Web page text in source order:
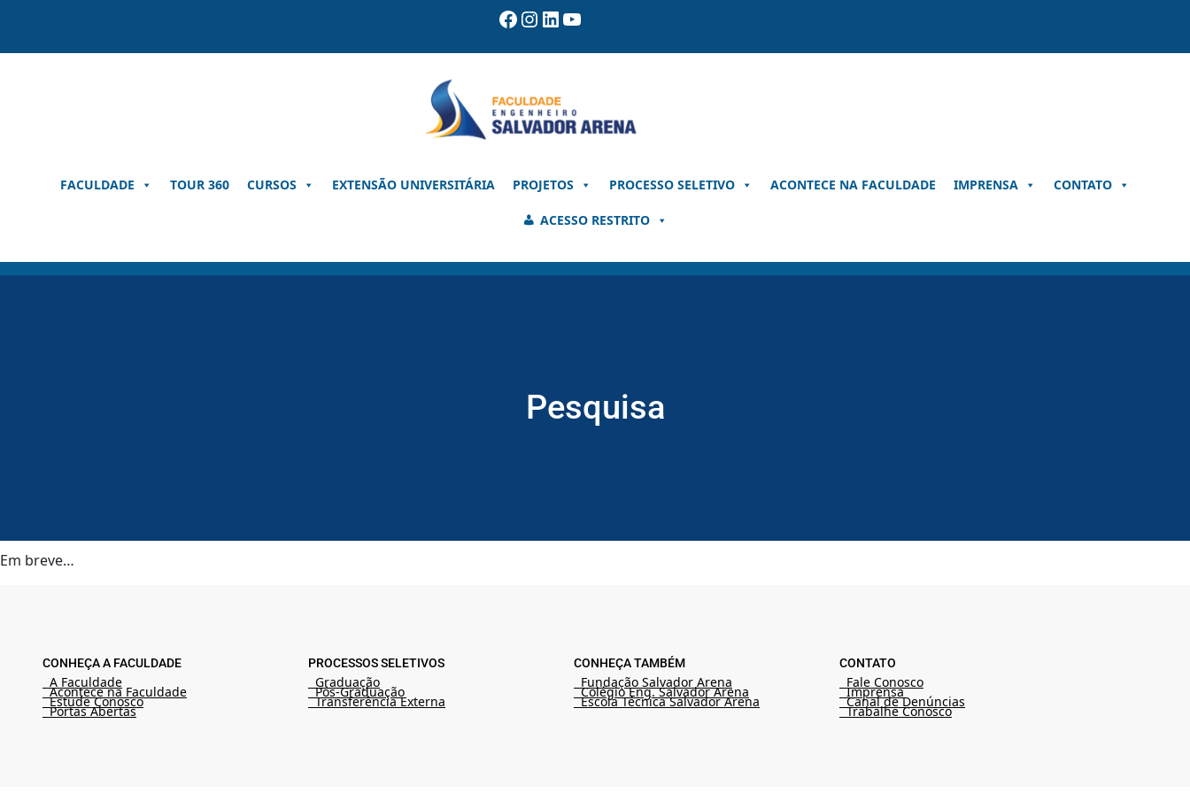
o
Facebook
Instagram
LinkedIn
Youtube
FACULDADE TOUR 360 CURSOS EXTENSÃO UNIVERSITÁRIA PROJETOS PROCESSO SELETIVO ACONTECE NA FACULDADE IMPRENSA CONTATO
ACESSO RESTRITO
Pesquisa
Em breve…
CONHEÇA A FACULDADE
A Faculdade
Acontece na Faculdade
Estude Conosco
Portas Abertas
PROCESSOS SELETIVOS
Graduação
Pós-Graduação
Transferência Externa
CONHEÇA TAMBÉM
Fundação Salvador Arena
Colégio Eng. Salvador Arena
Escola Técnica Salvador Arena
CONTATO
Fale Conosco
Imprensa
Canal de Denúncias
Trabalhe Conosco